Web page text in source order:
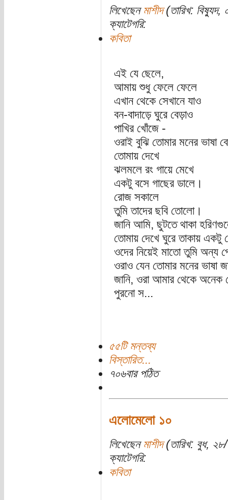
লিখেছেন মাশীদ(তারিখ: বিষ্যুদ,
ক্যাটেগরি:
কবিতা
এই যে ছেলে,
আমায় শুধু ফেলে ফেলে
এখান থেকে সেখানে যাও
বন-বাদাড়ে ঘুরে বেড়াও
পাখির খোঁজে -
ওরাই বুঝি তোমার মনের ভাষা
তোমায় দেখে
ঝলমলে রং গায়ে মেখে
একটু বসে গাছের ডালে।
রোজ সকালে
তুমি তাদের ছবি তোলো।
জানি আমি, ছুটতে থাকা
তোমায় দেখে ঘুরে তাকায় একটু
ওদের নিয়েই মাতো তুমি অন্য
ওরাও যেন তোমার মনের ভাষা
জানি, ওরা আমার থেকে অনেক
পুরনো স...
৫৫টি মন্তব্য
বিস্তারিত...
৭০৬বার পঠিত
এলোমেলো ১০
লিখেছেন মাশীদ(তারিখ: বুধ,
ক্যাটেগরি:
কবিতা